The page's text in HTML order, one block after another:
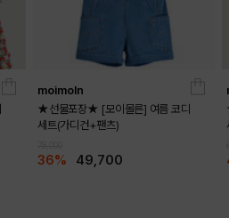
moimoln
★선물포장★ [모이몰른] 여름 코디
세트(가디건+팬츠)
36% 49,700